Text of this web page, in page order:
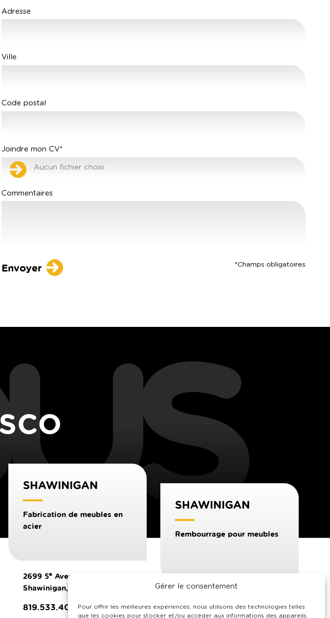
Gérer le consentement
Pour offrir les meilleures expériences, nous utilisons des technologies telles
que les cookies pour stocker et/ou accéder aux informations des appareils.
Adresse
Ville
Code postal
Joindre mon CV*
Commentaires
*Champs obligatoires
SHAWINIGAN
Fabrication de meubles en
acier
2699 5eAvenue (Local 26)
Shawinigan, QC G9T 2P7
819.533.4074
SHAWINIGAN
Rembourrage pour meubles
Shawinigan, QC G9T 2P7